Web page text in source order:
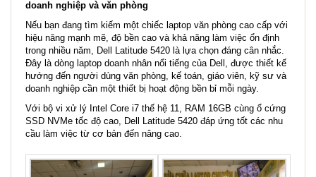
doanh nghiệp và văn phòng
Nếu bạn đang tìm kiếm một chiếc laptop văn phòng cao cấp với
hiệu năng mạnh mẽ, độ bền cao và khả năng làm việc ổn định
trong nhiều năm, Dell Latitude 5420 là lựa chọn đáng cân nhắc.
Đây là dòng laptop doanh nhân nổi tiếng của Dell, được thiết kế
hướng đến người dùng văn phòng, kế toán, giáo viên, kỹ sư và
doanh nghiệp cần một thiết bị hoạt động bền bỉ mỗi ngày.
Với bộ vi xử lý Intel Core i7 thế hệ 11, RAM 16GB cùng ổ cứng
SSD NVMe tốc độ cao, Dell Latitude 5420 đáp ứng tốt các nhu
cầu làm việc từ cơ bản đến nâng cao.